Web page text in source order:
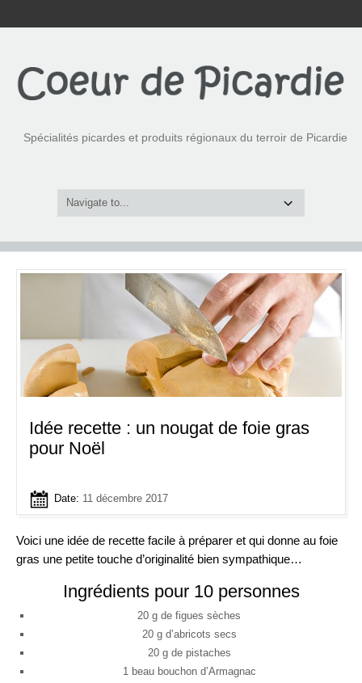
Spécialités picardes et produits régionaux du terroir de Picardie
Idée recette : un nougat de foie gras
pour Noël
Date: 11 décembre 2017
Voici une idée de recette facile à préparer et qui donne au foie
gras une petite touche d’originalité bien sympathique…
Ingrédients pour 10 personnes
20 g de figues sèches
20 g d’abricots secs
20 g de pistaches
1 beau bouchon d’Armagnac